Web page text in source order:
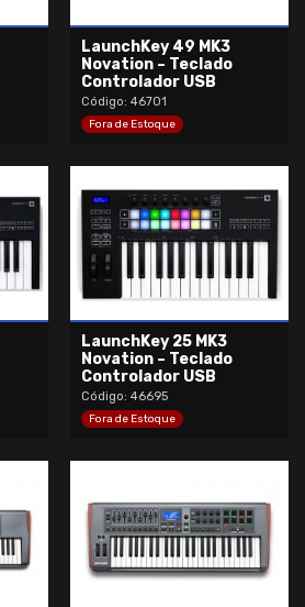
LaunchKey 49 MK3
Novation – Teclado
Controlador USB
Código: 46701
Fora de Estoque
LaunchKey 25 MK3
Novation – Teclado
Controlador USB
Código: 46695
Fora de Estoque